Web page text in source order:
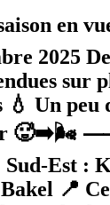
en
2025
sur
💧 Un
🥵➡️🌬️
Sud-Est :
📍